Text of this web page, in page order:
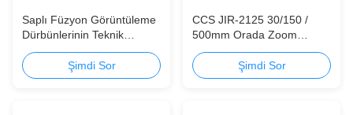
Saplı Füzyon Görüntüleme
Dürbünlerinin Teknik
Özellikleri
Şimdi Sor
CCS JIR-2125 30/150 /
500mm Orada Zoom
Soğutmalı MWIR Termal
Görüntüleme Cihazı uygun
maliyetli
Şimdi Sor